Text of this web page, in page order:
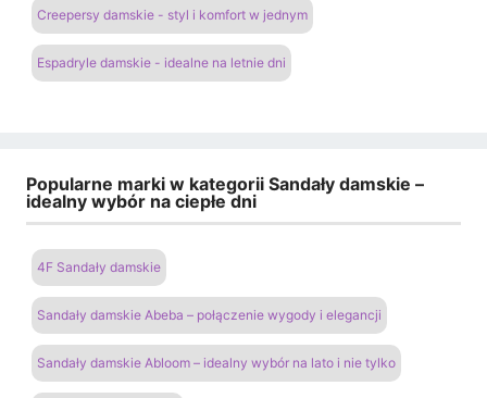
Creepersy damskie - styl i komfort w jednym
Espadryle damskie - idealne na letnie dni
Popularne marki w kategorii Sandały damskie –
idealny wybór na ciepłe dni
4F Sandały damskie
Sandały damskie Abeba – połączenie wygody i elegancji
Sandały damskie Abloom – idealny wybór na lato i nie tylko